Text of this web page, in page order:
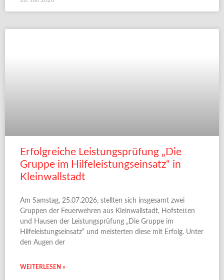
Erfolgreiche Leistungsprüfung „Die
Gruppe im Hilfeleistungseinsatz“ in
Kleinwallstadt
Am Samstag, 25.07.2026, stellten sich insgesamt zwei
Gruppen der Feuerwehren aus Kleinwallstadt, Hofstetten
und Hausen der Leistungsprüfung „Die Gruppe im
Hilfeleistungseinsatz“ und meisterten diese mit Erfolg. Unter
den Augen der
WEITERLESEN »